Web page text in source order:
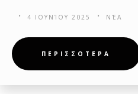
4 ΙΟΥΝΊΟΥ 2025 ΝΈΑ
ΠΕΡΙΣΣΟΤΕΡΑ